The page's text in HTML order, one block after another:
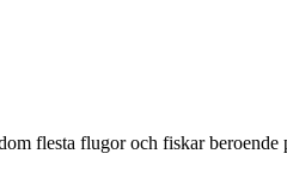
flesta flugor och fiskar beroende